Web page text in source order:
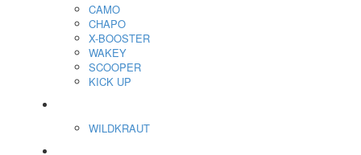
CAMO
CHAPO
X-BOOSTER
WAKEY
SCOOPER
KICK UP
WILDKRAUT